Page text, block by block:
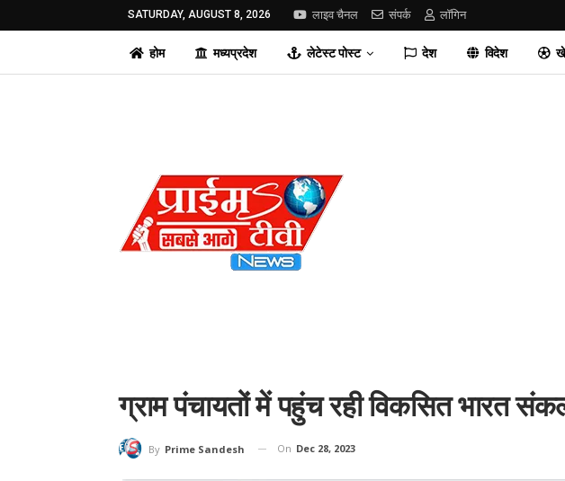
SATURDAY, AUGUST 8, 2026 लाइव चैनल संपर्क लॉगिन
होम मध्यप्रदेश लेटेस्ट पोस्ट देश विदेश
ग्राम पंचायतों में पहुंच रही विकसित भारत
By Prime Sandesh On Dec 28, 2023